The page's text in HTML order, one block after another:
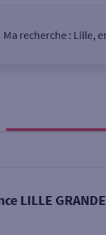
Ma recherche : Lille,
Une agence
LILLE